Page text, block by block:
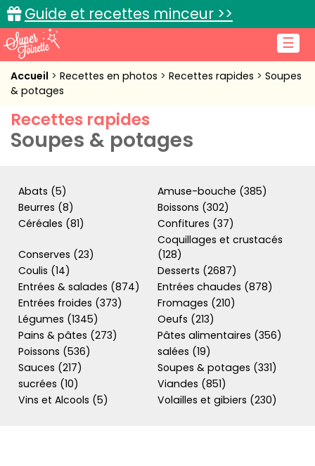
☰
Guide et recettes minceur >>
Accueil
Cuisine pratique
Connexion
Accueil Recettes en photos Recettes rapides
Soupes
& potages
Recettes rapides
Soupes & potages
Abats (5)
Amuse-bouche (385)
Beurres (8)
Boissons (302)
Céréales (81)
Confitures (37)
Conserves (23)
Coquillages et crustacés
(128)
Coulis (14)
Desserts (2687)
Entrées & salades (874)
Entrées chaudes (878)
Entrées froides (373)
Fromages (210)
Légumes (1345)
Oeufs (213)
Pains & pâtes (273)
Pâtes alimentaires (356)
Poissons (536)
salées (19)
Sauces (217)
Soupes & potages (331)
sucrées (10)
Viandes (851)
Vins et Alcools (5)
Volailles et gibiers (230)